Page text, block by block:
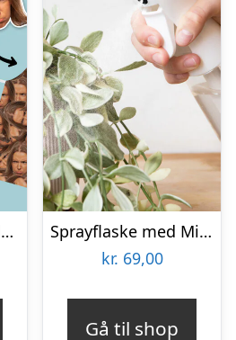
Personligt Forklæde med Billede – Multiface
Sprayflaske med Mist
kr. 69,00
Gå til shop